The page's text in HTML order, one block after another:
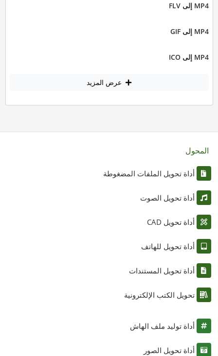
MP4 إلى FLV
MP4 إلى GIF
MP4 إلى ICO
عرض المزيد
المحول
أداة تحويل الملفات المضغوطة
أداة تحويل الصوت
أداة تحويل CAD
أداة تحويل للهاتف
أداة تحويل المستندات
تحويل الكتب الإلكترونية
أداة توليد ملف الهاش
أداة تحويل الصور